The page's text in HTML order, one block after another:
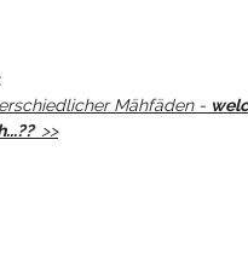
Mähfäden -
>>